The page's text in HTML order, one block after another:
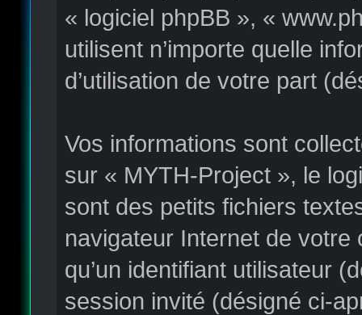
« logiciel phpBB », «
utilisent n’importe quelle
d’utilisation de votre part
Vos informations sont
sur « MYTH-Project », le
sont des petits fichiers
navigateur Internet de
qu’un identifiant utilisateur
session invité (désigné ci-